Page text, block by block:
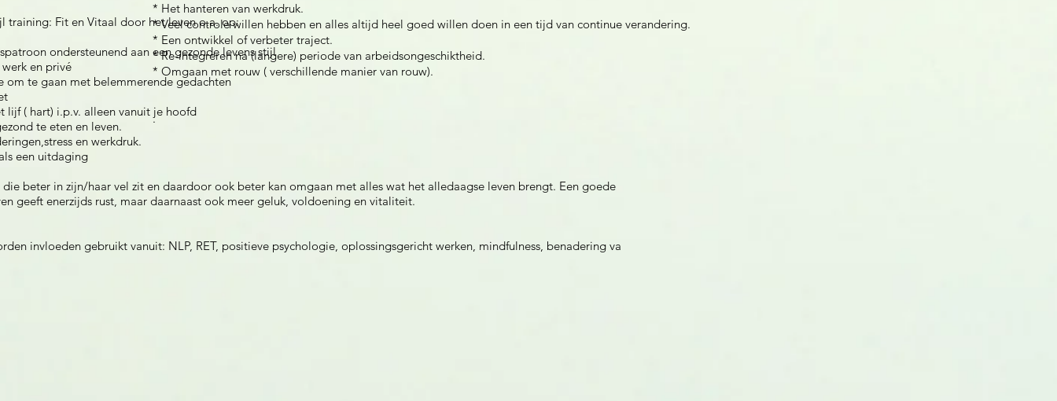
training: Fit en Vitaal door het leven o.a. op:
ondersteunend aan een gezonde levens stijl
en privé
om te gaan met belemmerende gedachten
lijf ( hart) i.p.v. alleen vanuit je hoofd
te eten en leven.
en werkdruk.
een uitdaging
beter in zijn/haar vel zit en daardoor ook beter kan omgaan met alles wat het alledaagse leven brengt. Een goede
geeft enerzijds rust, maar daarnaast ook meer geluk, voldoening en vitaliteit.
invloeden gebruikt vanuit: NLP, RET, positieve psychologie, oplossingsgericht werken, mindfulness, benadering va
* Het hanteren van werkdruk.
* Veel controle willen hebben en alles altijd heel goed willen doen in een tijd van continue verandering.
* Een ontwikkel of verbeter traject.
* Re-integreren na (langere) periode van arbeidsongeschiktheid.
* Omgaan met rouw ( verschillende manier van rouw).
.